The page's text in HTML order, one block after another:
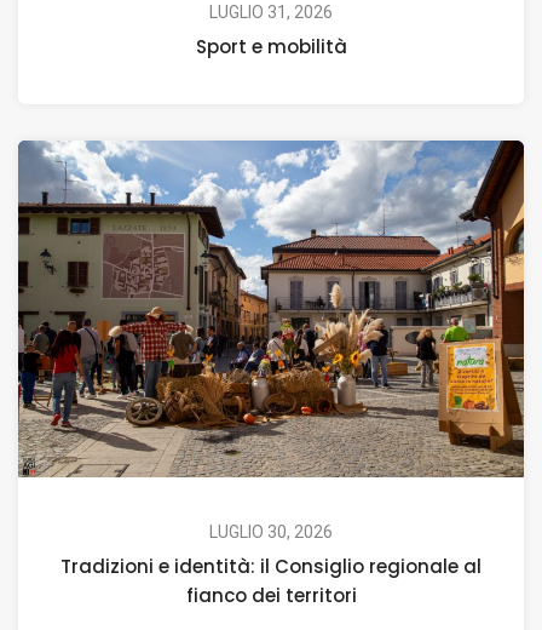
LUGLIO 31, 2026
Sport e mobilità
LUGLIO 30, 2026
Tradizioni e identità: il Consiglio regionale al
fianco dei territori